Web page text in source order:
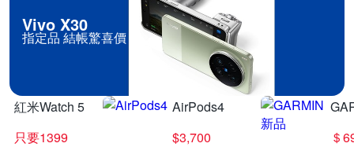
Vivo X30
指定品 結帳驚喜價
紅米Watch 5
只要1399
AirPods4
$3,700
＄